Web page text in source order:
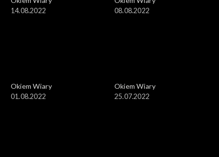
14.08.2022
08.08.2022
Okiem Wiary
01.08.2022
Okiem Wiary
25.07.2022